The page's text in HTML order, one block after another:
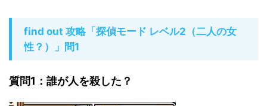
find out 攻略「探偵モード レベル2（二人の女
性？）」問1
質問1：誰が人を殺した？